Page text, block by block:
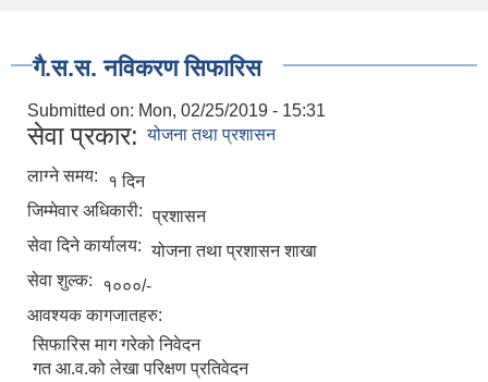
गै.स.स. नविकरण सिफारिस
Submitted on: Mon, 02/25/2019 - 15:31
सेवा प्रकार: योजना तथा प्रशासन
लाग्ने समय:
१ दिन
जिम्मेवार अधिकारी: प्रशासन
सेवा दिने कार्यालय: योजना तथा प्रशासन शाखा
सेवा शुल्क:
१०००/-
आवश्यक कागजातहरु:
सिफारिस माग गरेको निवेदन
गत आ.व.को लेखा परिक्षण प्रतिवेदन